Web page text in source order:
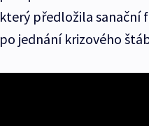
který předložila sanační
po jednání krizového